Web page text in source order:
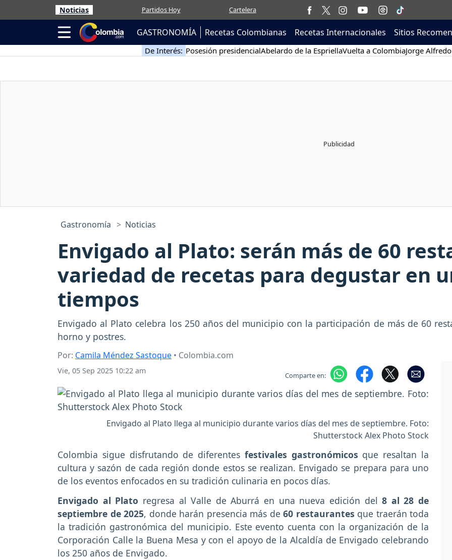
Noticias Partidos Hoy Cartelera
GASTRONOMÍA Recetas Colombianas Recetas Internacionales Sitios
De Interés: Posesión presidencialAbelardo de la EspriellaVuelta a ColombiaJorge
Gastronomía Noticias
Envigado al Plato: serán más de 60
variedad de recetas para degustar en
tiempos
Envigado al Plato celebra los 250 años del municipio con la participación de más de 60
horno y postres.
Por: Camila Méndez Sastoque • Colombia.com
Vie, 05 Sep 2025 10:22 am Comparte en:
Envigado al Plato llega al municipio durante varios días del mes de septiembre. Foto:
Shutterstock Alex Photo Stock
Colombia sigue disfrutando de diferentes festivales gastronómicos que resaltan la
cultura y sazón de cada región donde estos se realizan. Envigado se prepara para uno
de los eventos enfocados en su tradición culinaria en pocos días.
Envigado al Plato regresa al Valle de Aburrá en una nueva edición del 8 al 28 de
septiembre de 2025, donde harán presencia más de 60 restaurantes que traerán toda
la tradición gastronómica del municipio. Este evento cuenta con la organización de la
Corporación Calle la Buena Mesa y con el apoyo de la Alcaldía de Envigado celebrando
los 250 años de Envigado.